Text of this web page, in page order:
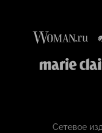
Сетевое